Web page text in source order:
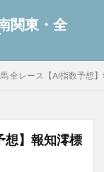
関東・全
全レース【AI指数予想
想】報知澪標